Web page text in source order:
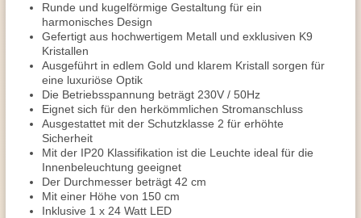
Runde und kugelförmige Gestaltung für ein
harmonisches Design
Gefertigt aus hochwertigem Metall und exklusiven K9
Kristallen
Ausgeführt in edlem Gold und klarem Kristall sorgen für
eine luxuriöse Optik
Die Betriebsspannung beträgt 230V / 50Hz
Eignet sich für den herkömmlichen Stromanschluss
Ausgestattet mit der Schutzklasse 2 für erhöhte
Sicherheit
Mit der IP20 Klassifikation ist die Leuchte ideal für die
Innenbeleuchtung geeignet
Der Durchmesser beträgt 42 cm
Mit einer Höhe von 150 cm
Inklusive 1 x 24 Watt LED